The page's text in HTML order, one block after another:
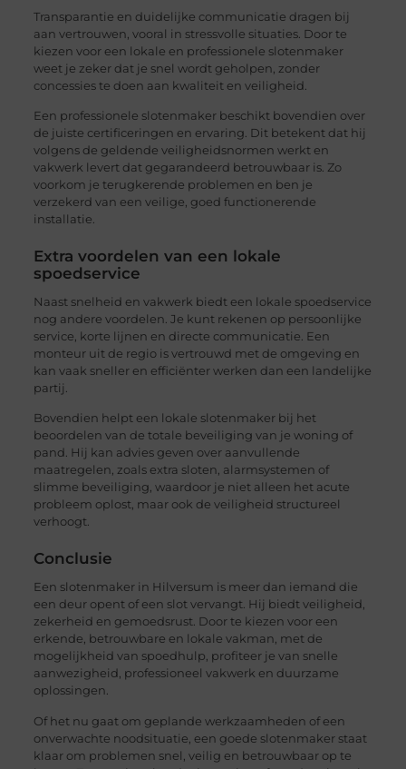
Transparantie en duidelijke communicatie dragen bij
aan vertrouwen, vooral in stressvolle situaties. Door te
kiezen voor een lokale en professionele slotenmaker
weet je zeker dat je snel wordt geholpen, zonder
concessies te doen aan kwaliteit en veiligheid.
Een professionele slotenmaker beschikt bovendien over
de juiste certificeringen en ervaring. Dit betekent dat hij
volgens de geldende veiligheidsnormen werkt en
vakwerk levert dat gegarandeerd betrouwbaar is. Zo
voorkom je terugkerende problemen en ben je
verzekerd van een veilige, goed functionerende
installatie.
Extra voordelen van een lokale
spoedservice
Naast snelheid en vakwerk biedt een lokale spoedservice
nog andere voordelen. Je kunt rekenen op persoonlijke
service, korte lijnen en directe communicatie. Een
monteur uit de regio is vertrouwd met de omgeving en
kan vaak sneller en efficiënter werken dan een landelijke
partij.
Bovendien helpt een lokale slotenmaker bij het
beoordelen van de totale beveiliging van je woning of
pand. Hij kan advies geven over aanvullende
maatregelen, zoals extra sloten, alarmsystemen of
slimme beveiliging, waardoor je niet alleen het acute
probleem oplost, maar ook de veiligheid structureel
verhoogt.
Conclusie
Een slotenmaker in Hilversum is meer dan iemand die
een deur opent of een slot vervangt. Hij biedt veiligheid,
zekerheid en gemoedsrust. Door te kiezen voor een
erkende, betrouwbare en lokale vakman, met de
mogelijkheid van spoedhulp, profiteer je van snelle
aanwezigheid, professioneel vakwerk en duurzame
oplossingen.
Of het nu gaat om geplande werkzaamheden of een
onverwachte noodsituatie, een goede slotenmaker staat
klaar om problemen snel, veilig en betrouwbaar op te